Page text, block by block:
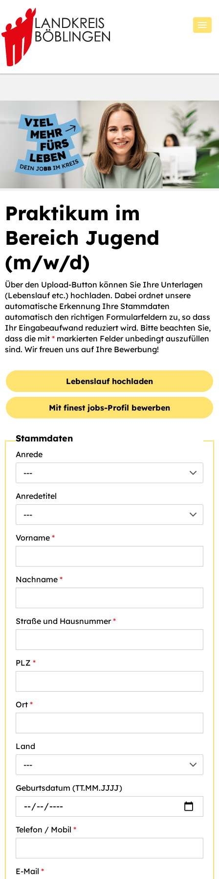
Praktikum im
Bereich Jugend
(m/w/d)
Über den Upload-Button können Sie Ihre Unterlagen
(Lebenslauf etc.) hochladen. Dabei ordnet unsere
automatische Erkennung Ihre Stammdaten
automatisch den richtigen Formularfeldern zu, so dass
Ihr Eingabeaufwand reduziert wird. Bitte beachten Sie,
dass die mit * markierten Felder unbedingt auszufüllen
sind. Wir freuen uns auf Ihre Bewerbung!
Lebenslauf hochladen
Mit finest jobs-Profil bewerben
Stammdaten
Anrede
---
Anredetitel
---
Vorname *
Nachname *
Straße und Hausnummer*
PLZ *
Ort *
Land
---
Geburtsdatum (TT.MM.JJJJ)
Telefon / Mobil *
E-Mail *